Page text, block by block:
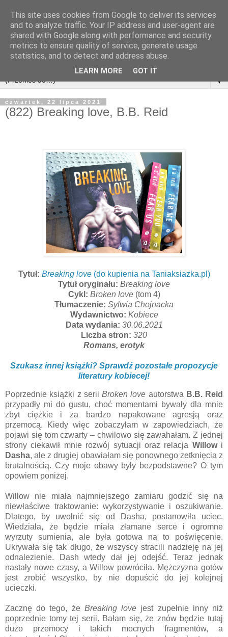
▼
czwartek, 22 lipca 2021
(822) Breaking love, B.B. Reid
Tytuł: Breaking love (do kupienia na Taniaksiazka.pl)
Tytuł oryginału: Breaking love
Cykl: Broken love (tom 4)
Tłumaczenie: Sylwia Chojnacka
Wydawnictwo: Kobiece
Data wydania: 30.06.2021
Liczba stron: 320
Romans, erotyk
Szukasz innej książki? Sprawdź pozostałe propozycje
literatury kobiecej!
Poprzednie książki z serii Broken love autorstwa B.B. Reid
przypadły mi do gustu, choć momentami bywały dla mnie
zbyt ciężkie i za bardzo napakowane agresją oraz
przemocą. Kiedy więc zobaczyłam w zapowiedziach, że
pojawi się tom czwarty – chwilowo się zawahałam. Z jednej
strony ciekawił mnie rozwój sytuacji oraz relacja Willow i
Dasha, ale z drugiej obawiałam się ponownego zetknięcia z
brutalnością. Czy moje obawy były bezpodstawne? O tym
opowiem poniżej.
Willow nie miała najmniejszego zamiaru godzić się na
niewłaściwe traktowanie: wykorzystywanie i oszukiwanie.
Dlatego, by uwolnić się od Dasha, postanowiła uciec.
Wiedziała, że będzie miała złamane serce i ogromne
wyrzuty sumienia, ale była gotowa na to poświęcenie.
Ukrywała się tak długo, że wszyscy stracili nadzieję na jej
odnalezienie. Dash wtedy dał jej odejść. Teraz jednak
nastały nowe czasy, a Willow powróciła. Mężczyzna gotów
jest zrobić wszystko, by nie dopuścić do jej kolejnej
ucieczki.
Zacznę do tego, że Breaking love jest zupełnie inny niż
poprzednie tomy tej serii. Bałam się, że znów będzie tutaj
dużo przemocy i takich mocnych fragmentów, a
This site uses cookies from Google to deliver its services
and to analyze traffic. Your IP address and user-agent are
shared with Google along with performance and security
metrics to ensure quality of service, generate usage
statistics, and to detect and address abuse.
LEARN MORE GOT IT